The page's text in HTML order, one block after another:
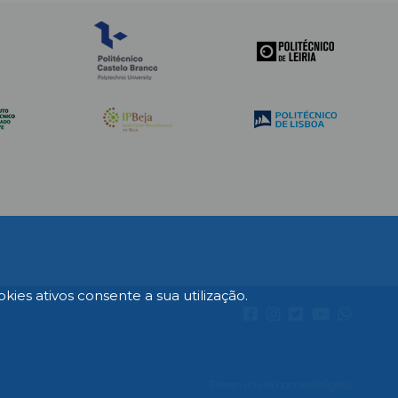
ativos consente a sua utilização.